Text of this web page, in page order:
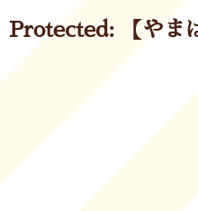
Protected: 【やま